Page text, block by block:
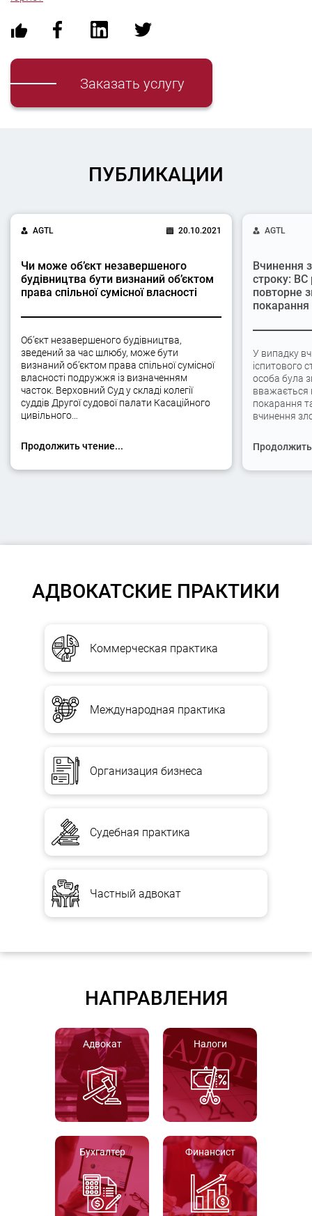
Заказать услугу
ПУБЛИКАЦИИ
AGTL 20.10.2021
Чи може об’єкт незавершеного
будівництва бути визнаний об’єктом
права спільної сумісної власності
Об’єкт незавершеного будівництва,
зведений за час шлюбу, може бути
визнаний об’єктом права спільної сумісної
власності подружжя із визначенням
часток. Верховний Суд у складі колегії
суддів Другої судової палати Касаційного
цивільного…
Продолжить чтение...
AGTL
Вчинення
строку: ВС
повторне
У випадку
іспитового
особа була
вважається
покарання
вчинення
АДВОКАТСКИЕ ПРАКТИКИ
Коммерческая практика
Международная практика
Организация бизнеса
Судебная практика
Частный адвокат
НАПРАВЛЕНИЯ
Адвокат Налоги
Бухгалтер Финансист